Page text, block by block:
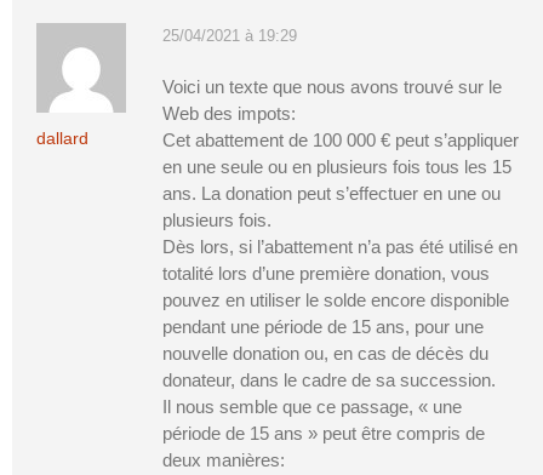
dallard
25/04/2021 à 19:29
Voici un texte que nous avons trouvé sur le
Web des impots:
Cet abattement de 100 000 € peut s’appliquer
en une seule ou en plusieurs fois tous les 15
ans. La donation peut s’effectuer en une ou
plusieurs fois.
Dès lors, si l’abattement n’a pas été utilisé en
totalité lors d’une première donation, vous
pouvez en utiliser le solde encore disponible
pendant une période de 15 ans, pour une
nouvelle donation ou, en cas de décès du
donateur, dans le cadre de sa succession.
Il nous semble que ce passage, « une
période de 15 ans » peut être compris de
deux manières: